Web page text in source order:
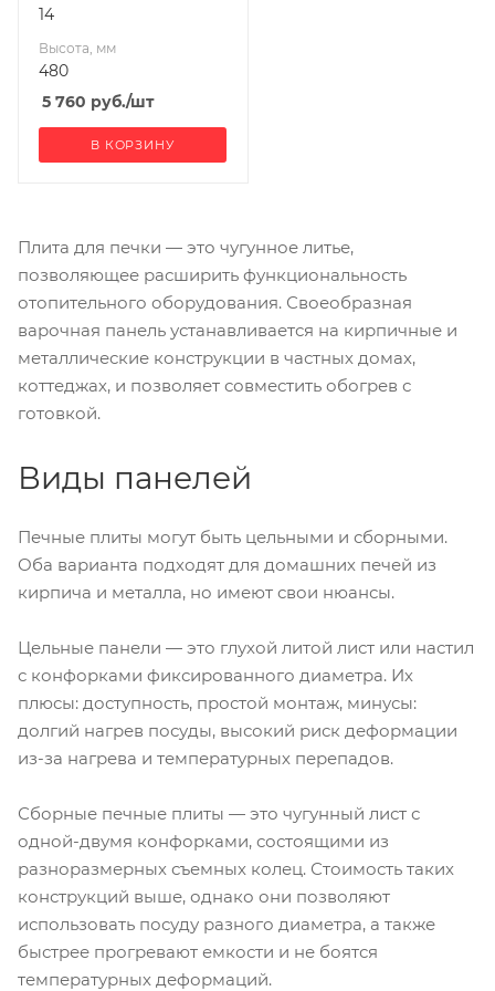
14
Высота, мм
480
5 760 руб./шт
В КОРЗИНУ
Плита для печки — это чугунное литье,
позволяющее расширить функциональность
отопительного оборудования. Своеобразная
варочная панель устанавливается на кирпичные и
металлические конструкции в частных домах,
коттеджах, и позволяет совместить обогрев с
готовкой.
Виды панелей
Печные плиты могут быть цельными и сборными.
Оба варианта подходят для домашних печей из
кирпича и металла, но имеют свои нюансы.
Цельные панели — это глухой литой лист или настил
с конфорками фиксированного диаметра. Их
плюсы: доступность, простой монтаж, минусы:
долгий нагрев посуды, высокий риск деформации
из-за нагрева и температурных перепадов.
Сборные печные плиты — это чугунный лист с
одной-двумя конфорками, состоящими из
разноразмерных съемных колец. Стоимость таких
конструкций выше, однако они позволяют
использовать посуду разного диаметра, а также
быстрее прогревают емкости и не боятся
температурных деформаций.